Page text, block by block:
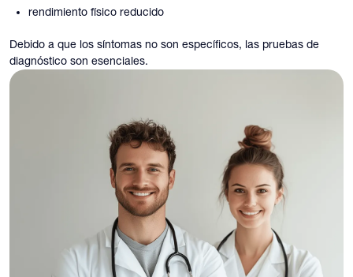
rendimiento físico reducido
Debido a que los síntomas no son específicos, las pruebas de
diagnóstico son esenciales.